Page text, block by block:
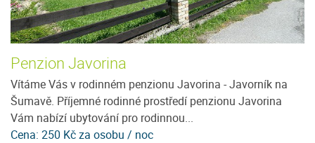
Penzion Javorina
Vítáme Vás v rodinném penzionu Javorina - Javorník na
Šumavě. Příjemné rodinné prostředí penzionu Javorina
Vám nabízí ubytování pro rodinnou...
Cena: 250 Kč za osobu / noc